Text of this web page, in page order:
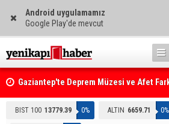
Android uygulamamız
Google Play'de mevcut
Gaziantep'te Deprem Müzesi ve Afet
protokolü imzalandı
Resmi Gazete'de Bugün
BIST 100 13779.39 0% ALTIN 6659.71 0%